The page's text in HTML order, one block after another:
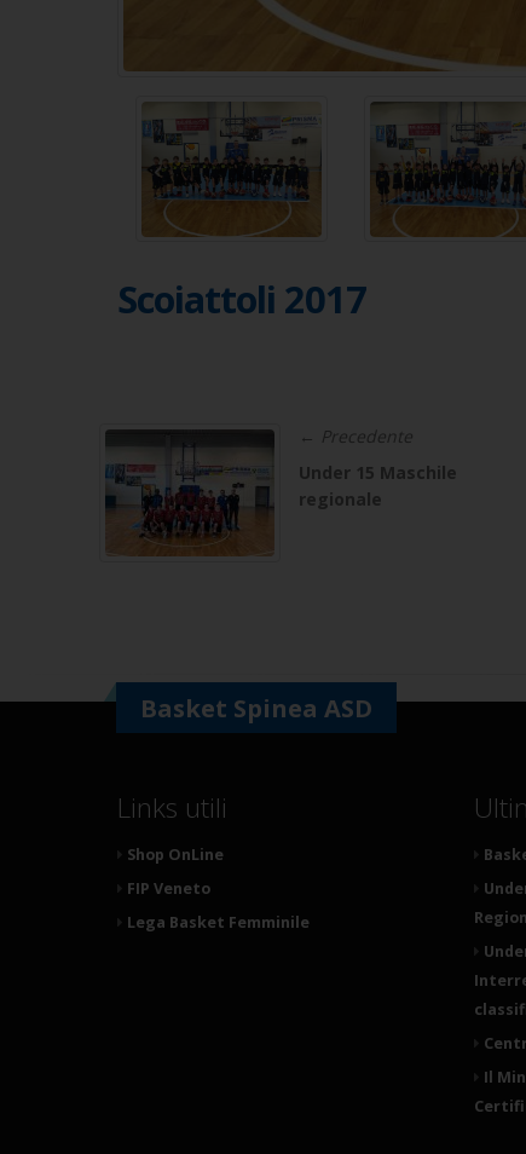
Scoiattoli 2017
← Precedente
Under 15 Maschile
regionale
Basket Spinea ASD
Links utili
Shop OnLine
FIP Veneto
Lega Basket Femminile
Il